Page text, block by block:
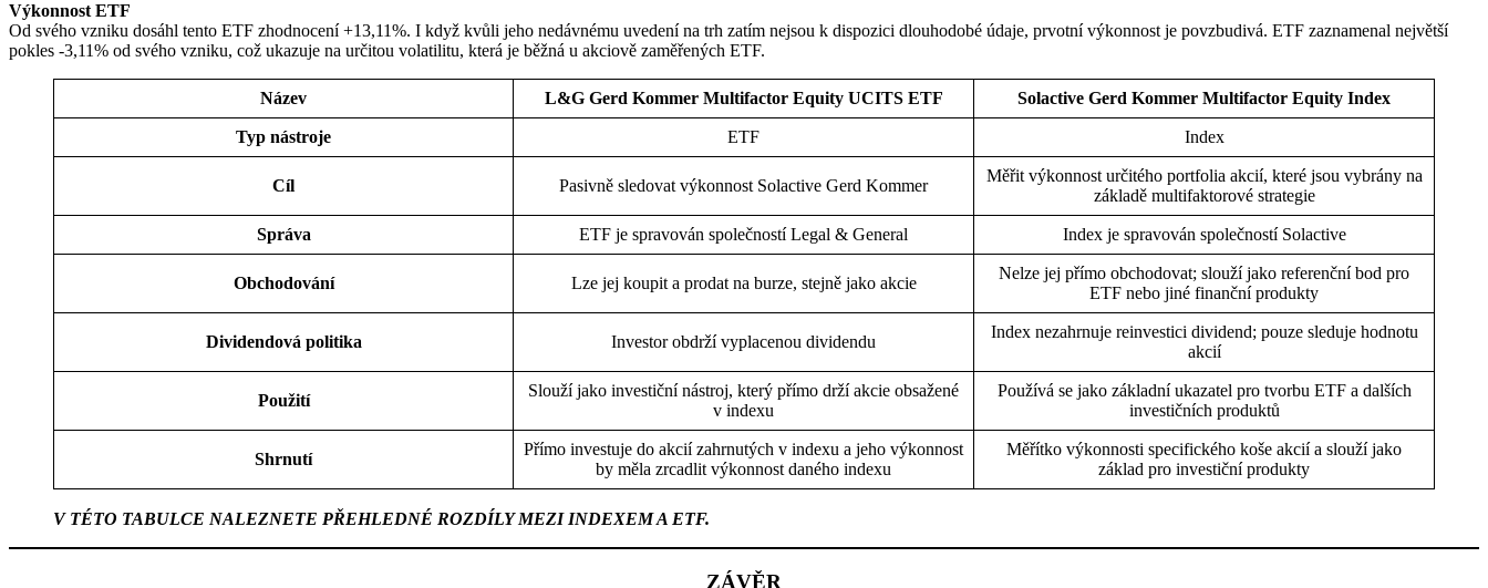
Výkonnost ETF
Od svého vzniku dosáhl tento ETF zhodnocení +13,11%. I když kvůli jeho nedávnému uvedení na trh zatím nejsou k dispozici dlouhodobé údaje, prvotní výkonnost je povzbudivá. ETF zaznamenal největší
pokles -3,11% od svého vzniku, což ukazuje na určitou volatilitu, která je běžná u akciově zaměřených ETF.
Název L&G Gerd Kommer Multifactor Equity UCITS ETF Solactive Gerd Kommer Multifactor Equity Index
Typ nástroje ETF Index
Cíl Pasivně sledovat výkonnost Solactive Gerd Kommer
Měřit výkonnost určitého portfolia akcií, které jsou vybrány na
základě multifaktorové strategie
Správa ETF je spravován společností Legal & General Index je spravován společností Solactive
Obchodování Lze jej koupit a prodat na burze, stejně jako akcie
Nelze jej přímo obchodovat; slouží jako referenční bod pro
ETF nebo jiné finanční produkty
Dividendová politika Investor obdrží vyplacenou dividendu
Index nezahrnuje reinvestici dividend; pouze sleduje hodnotu
akcií
Použití
Slouží jako investiční nástroj, který přímo drží akcie obsažené
v indexu
Používá se jako základní ukazatel pro tvorbu ETF a dalších
investičních produktů
Shrnutí
Přímo investuje do akcií zahrnutých v indexu a jeho výkonnost
by měla zrcadlit výkonnost daného indexu
Měřítko výkonnosti specifického koše akcií a slouží jako
základ pro investiční produkty
V TÉTO TABULCE NALEZNETE PŘEHLEDNÉ ROZDÍLY MEZI INDEXEM A ETF.
ZÁVĚR